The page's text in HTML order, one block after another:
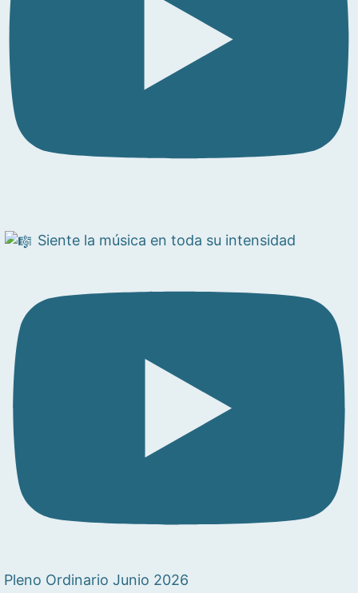
Siente la música en toda su intensidad
Pleno Ordinario Junio 2026